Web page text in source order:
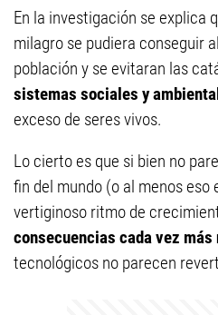
En la investigación se explica
milagro se pudiera conseguir
población y se evitaran las
sistemas sociales y
exceso de seres vivos.
Lo cierto es que si bien no
fin del mundo (o al menos eso
vertiginoso ritmo de
consecuencias cada vez
tecnológicos no parecen